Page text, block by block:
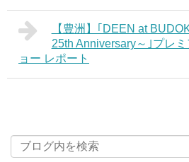
【豊洲】｢DEEN at
25th Anniversary～｣プレ
ョー レポート